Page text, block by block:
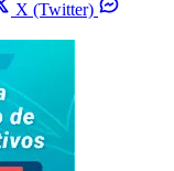
X (Twitter)